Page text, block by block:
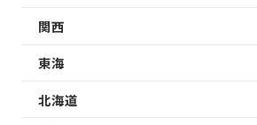
関西
東海
北海道